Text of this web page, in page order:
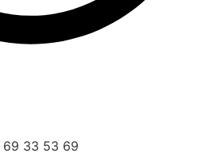
69 33 53 69